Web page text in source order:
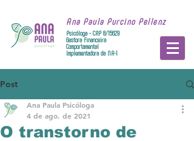
Ana Paula Purcino Pellenz
Psicóloga - CRP 8/15629
Gestora Financeira
Comportamental
Implementadora da NR-1
Post
O transtorno de
Ana Paula Psicóloga
4 de ago. de 2021